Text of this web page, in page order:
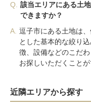
Q.
該当エリアにある土
できますか？
A. 逗子市にある土地は
とした基本的な絞り
徴、設備などのこだ
お探しいただくことが
近隣エリアから探す